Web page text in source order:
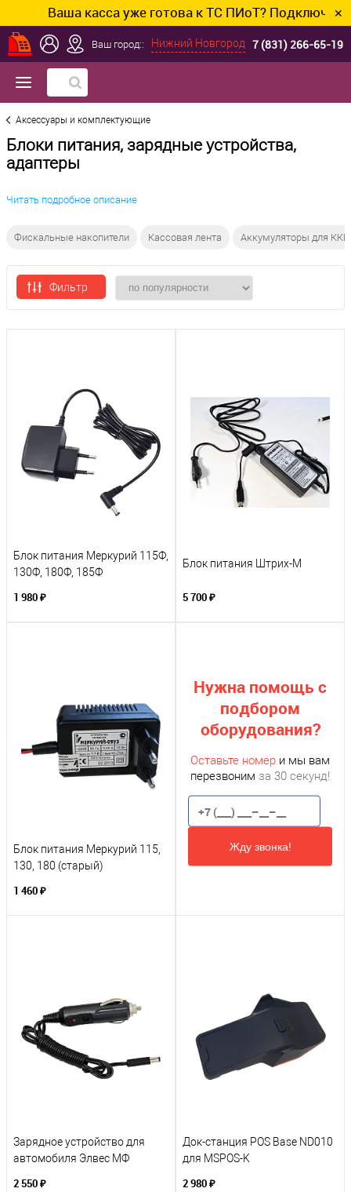
Ваша касса уже готова к ТС ПИоТ? Подключим и ✕
Ваш город:: Нижний Новгород 7 (831) 266-65-19
Аксессуары и комплектующие
Блоки питания, зарядные устройства,
адаптеры
Читать подробное описание
Фискальные накопители Кассовая лента Аккумуляторы для ККМ
Фильтр
Блок питания Меркурий 115Ф,
130Ф, 180Ф, 185Ф
1 980 ₽
Блок питания Штрих-М
5 700 ₽
Блок питания Меркурий 115,
130, 180 (старый)
1 460 ₽
Нужна помощь с
подбором
оборудования?
Оставьте номер и мы вам
перезвоним за 30 секунд!
Жду звонка!
Зарядное устройство для
автомобиля Элвес МФ
2 550 ₽
Док-станция POS Base ND010
для MSPOS-K
2 980 ₽